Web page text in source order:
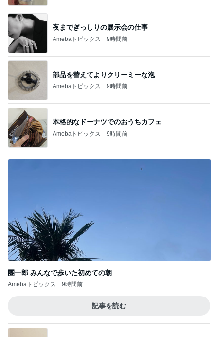
夜までぎっしりの展示会の仕事
Amebaトピックス 9時間前
部品を替えてよりクリーミーな泡
Amebaトピックス 9時間前
本格的なドーナツでのおうちカフェ
Amebaトピックス 9時間前
團十郎 みんなで歩いた初めての朝
Amebaトピックス 9時間前
記事を読む